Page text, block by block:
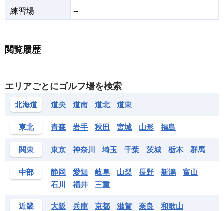
練習場
--
閲覧履歴
エリアごとにゴルフ場を検索
北海道 道央 道南 道北 道東
東北 青森 岩手 秋田 宮城 山形 福島
関東 東京 神奈川 埼玉 千葉 茨城 栃木 群馬
中部 静岡 愛知 岐阜 山梨 長野 新潟
富山
石川
福井 三重
近畿 大阪 兵庫 京都 滋賀 奈良 和歌山